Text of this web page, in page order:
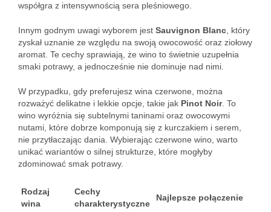
współgra z intensywnością sera pleśniowego.
Innym godnym uwagi wyborem jest Sauvignon Blanc , który
zyskał uznanie ze względu na swoją owocowość oraz ziołowy
aromat. Te cechy sprawiają, że wino to świetnie uzupełnia
smaki potrawy, a jednocześnie nie dominuje nad nimi.
W przypadku, gdy preferujesz wina czerwone, można
rozważyć delikatne i lekkie opcje, takie jak Pinot Noir. To
wino wyróżnia się subtelnymi taninami oraz owocowymi
nutami, które dobrze komponują się z kurczakiem i serem,
nie przytłaczając dania. Wybierając czerwone wino, warto
unikać wariantów o silnej strukturze, które mogłyby
zdominować smak potrawy.
Rodzaj
wina
Cechy
charakterystyczne
Najlepsze połączenie